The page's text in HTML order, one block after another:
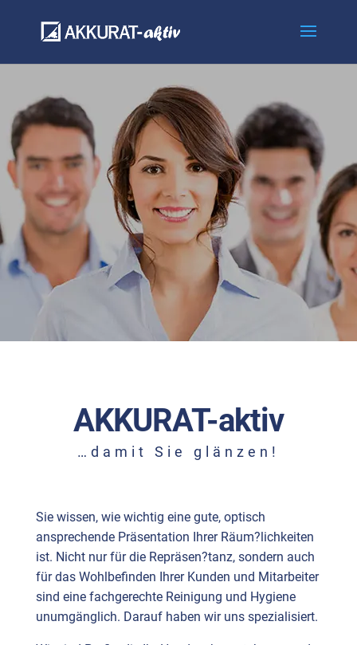
AKKU­RAT-aktiv
…damit Sie glän­zen!
Sie wissen, wie wichtig eine gute, optisch
ansprechende Präsentation Ihrer Räum?lichkeiten
ist. Nicht nur für die Repräsen?tanz, sondern auch
für das Wohlbefinden Ihrer Kunden und Mitarbeiter
sind eine fachgerechte Reinigung und Hygiene
unumgänglich. Darauf haben wir uns spezialisiert.